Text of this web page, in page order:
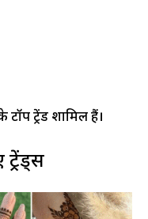
ट्रेंड शामिल हैं।